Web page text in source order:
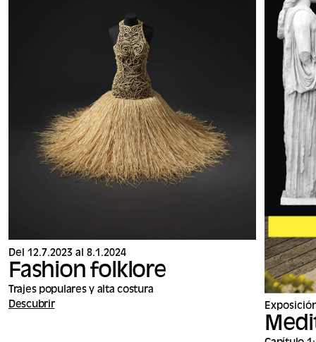
Del 12.7.2023 al 8.1.2024
Fashion folklore
Trajes populares y alta costura
Descubrir